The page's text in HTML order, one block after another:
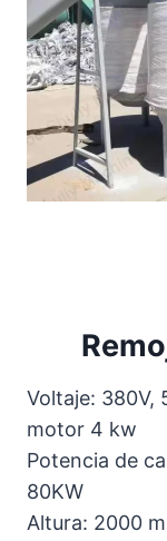
Voltaje: 380V,
motor 4 kw
Potencia de
80KW
Altura: 2000